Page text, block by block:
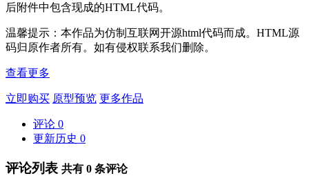
后附件中包含现成的HTML代码。
温馨提示：本作品为仿制互联网开源html代码而成。HTML源
码归原作者所有。如有侵权联系我们删除。
查看更多
立即购买 原型预览 更多作品
评论 0
更新历史 0
评论列表 共有 0 条评论